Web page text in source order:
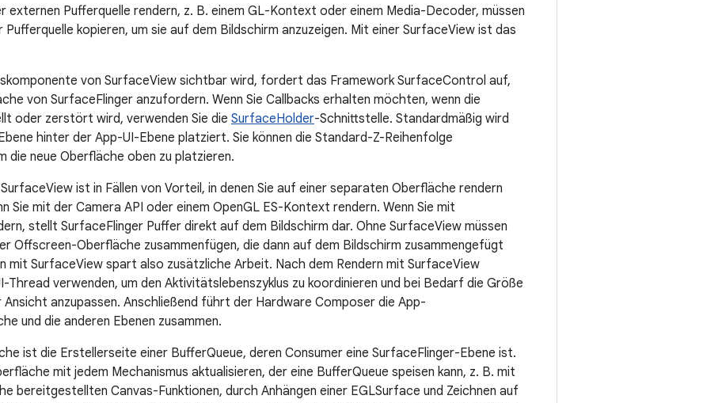
externen Pufferquelle rendern, z. B. einem GL-Kontext oder einem Media-Decoder, müssen
Pufferquelle kopieren, um sie auf dem Bildschirm anzuzeigen. Mit einer SurfaceView ist das
von SurfaceView sichtbar wird, fordert das Framework SurfaceControl auf,
von SurfaceFlinger anzufordern. Wenn Sie Callbacks erhalten möchten, wenn die
oder zerstört wird, verwenden Sie die SurfaceHolder-Schnittstelle. Standardmäßig wird
hinter der App-UI-Ebene platziert. Sie können die Standard-Z-Reihenfolge
die neue Oberfläche oben zu platzieren.
ist in Fällen von Vorteil, in denen Sie auf einer separaten Oberfläche rendern
Sie mit der Camera API oder einem OpenGL ES-Kontext rendern. Wenn Sie mit
stellt SurfaceFlinger Puffer direkt auf dem Bildschirm dar. Ohne SurfaceView müssen
Offscreen-Oberfläche zusammenfügen, die dann auf dem Bildschirm zusammengefügt
mit SurfaceView spart also zusätzliche Arbeit. Nach dem Rendern mit SurfaceView
Thread verwenden, um den Aktivitätslebenszyklus zu koordinieren und bei Bedarf die Größe
anzupassen. Anschließend führt der Hardware Composer die App-
und die anderen Ebenen zusammen.
ist die Erstellerseite einer BufferQueue, deren Consumer eine SurfaceFlinger-Ebene ist.
mit jedem Mechanismus aktualisieren, der eine BufferQueue speisen kann, z. B. mit
bereitgestellten Canvas-Funktionen, durch Anhängen einer EGLSurface und Zeichnen auf